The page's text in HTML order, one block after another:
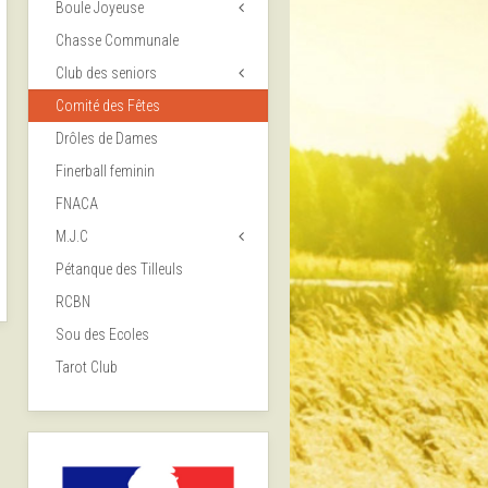
Boule Joyeuse
Chasse Communale
Club des seniors
Comité des Fêtes
Drôles de Dames
Finerball feminin
FNACA
M.J.C
Pétanque des Tilleuls
RCBN
Sou des Ecoles
Tarot Club